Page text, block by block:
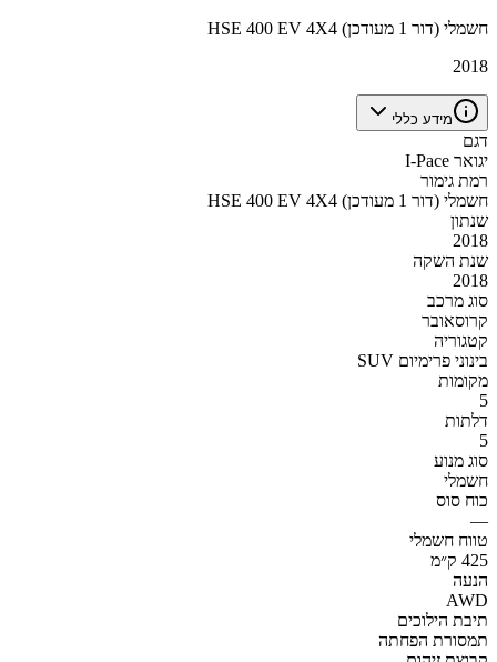
HSE 400 EV 4X4 חשמלי (דור 1 מעודכן)
2018
מידע כללי
דגם
יגואר I-Pace
רמת גימור
HSE 400 EV 4X4 חשמלי (דור 1 מעודכן)
שנתון
2018
שנת השקה
2018
סוג מרכב
קרוסאובר
קטגוריה
SUV בינוני פרימיום
מקומות
5
דלתות
5
סוג מנוע
חשמלי
כוח סוס
—
טווח חשמלי
425 ק״מ
הנעה
AWD
תיבת הילוכים
תמסורת הפחתה